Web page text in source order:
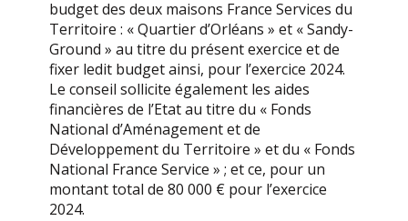
budget des deux maisons France Services du
Territoire : « Quartier d’Orléans » et « Sandy-
Ground » au titre du présent exercice et de
fixer ledit budget ainsi, pour l’exercice 2024.
Le conseil sollicite également les aides
financières de l’Etat au titre du « Fonds
National d’Aménagement et de
Développement du Territoire » et du « Fonds
National France Service » ; et ce, pour un
montant total de 80 000 € pour l’exercice
2024.